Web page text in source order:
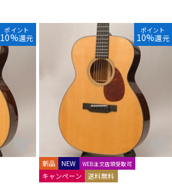
ポイント
10%還元
ポイント
10%還元
新品 NEW WEB注文店頭受取可
キャンペーン 送料無料